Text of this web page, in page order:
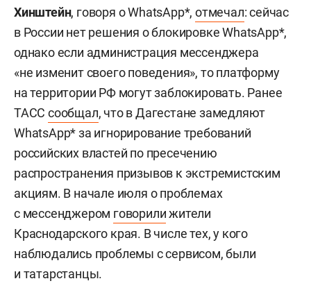
Хинштейн, говоря о WhatsApp*,отмечал: сейчас
в России нет решения о блокировке WhatsApp*,
однако если администрация мессенджера
«не изменит своего поведения», то платформу
на территории РФ могут заблокировать. Ранее
ТАСС сообщал, что в Дагестане замедляют
WhatsApp* за игнорирование требований
российских властей по пресечению
распространения призывов к экстремистским
акциям. В начале июля о проблемах
с мессенджером говорилижители
Краснодарского края. В числе тех, у кого
наблюдались проблемы с сервисом, были
и татарстанцы.